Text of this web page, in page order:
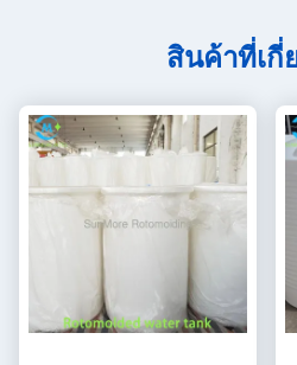
สินค้าที่เกี่